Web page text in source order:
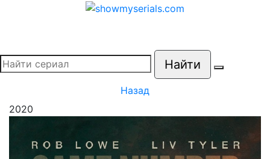
Найти
Назад
2020